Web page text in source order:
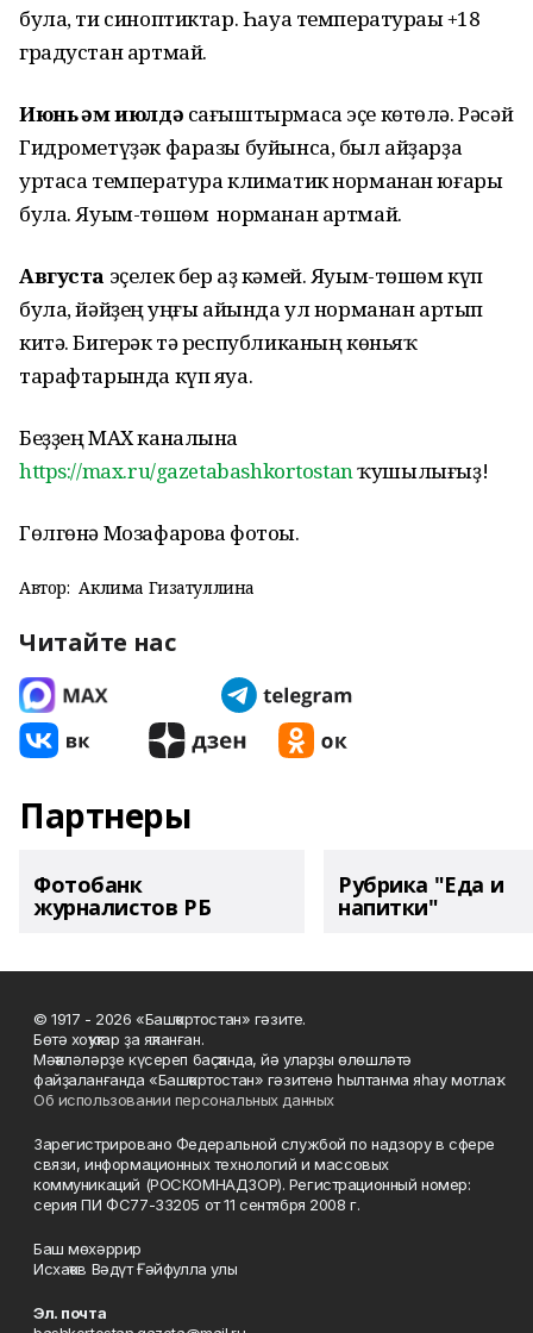
була, ти синоптиктар. Һауа температураһы +18
градустан артмай.
Июнь һәм июлдә сағыштырмаса эҫе көтөлә. Рәсәй
Гидрометүҙәк фаразы буйынса, был айҙарҙа
уртаса температура климатик норманан юғары
була. Яуым-төшөм норманан артмай.
Августа эҫелек бер аҙ кәмей. Яуым-төшөм күп
була, йәйҙең һуңғы айында ул норманан артып
китә. Бигерәк тә республиканың көньяҡ
тарафтарында күп яуа.
Беҙҙең МАХ каналына
https://max.ru/gazetabashkortostanҡушылығыҙ!
Гөлгөнә Мозафарова фотоһы.
Автор: Аклима Гизатуллина
Читайте нас
Партнеры
Фотобанк
журналистов РБ
Рубрика "Еда и
напитки"
© 1917 - 2026 «Башҡортостан» гәзите.
Бөтә хоҡуҡтар ҙа яҡланған.
Мәҡәләләрҙе күсереп баҫҡанда, йә уларҙы өлөшләтә
файҙаланғанда «Башҡортостан» гәзитенә һылтанма яһау мотлаҡ.
Об использовании персональных данных
Зарегистрировано Федеральной службой по надзору в сфере
связи, информационных технологий и массовых
коммуникаций (РОСКОМНАДЗОР). Регистрационный номер:
серия ПИ ФС77-33205 от 11 сентября 2008 г.
Баш мөхәррир
Исхаҡов Вәдүт Ғәйфулла улы
Эл. почта